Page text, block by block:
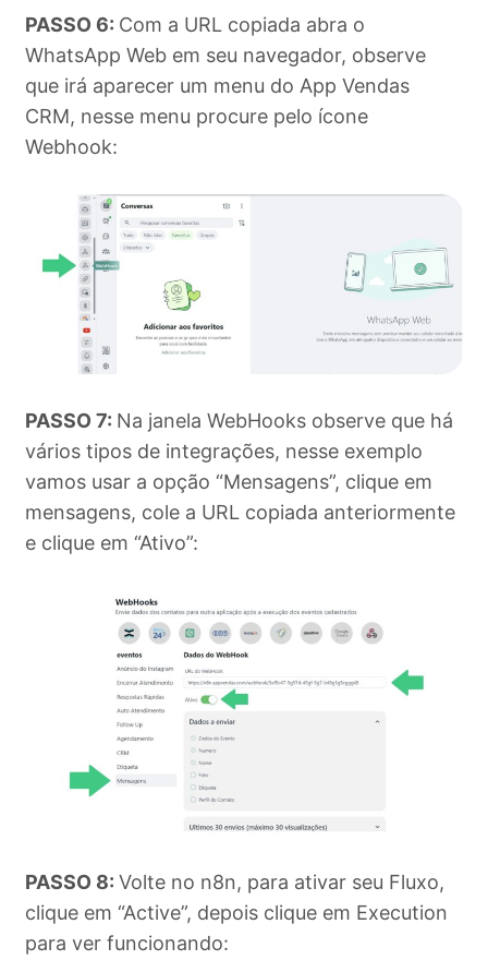
PASSO 6: Com a URL copiada abra o
WhatsApp Web em seu navegador, observe
que irá aparecer um menu do App Vendas
CRM, nesse menu procure pelo ícone
Webhook:
PASSO 7: Na janela WebHooks observe que há
vários tipos de integrações, nesse exemplo
vamos usar a opção “Mensagens”, clique em
mensagens, cole a URL copiada anteriormente
e clique em “Ativo”:
PASSO 8: Volte no n8n, para ativar seu Fluxo,
clique em “Active”, depois clique em Execution
para ver funcionando: